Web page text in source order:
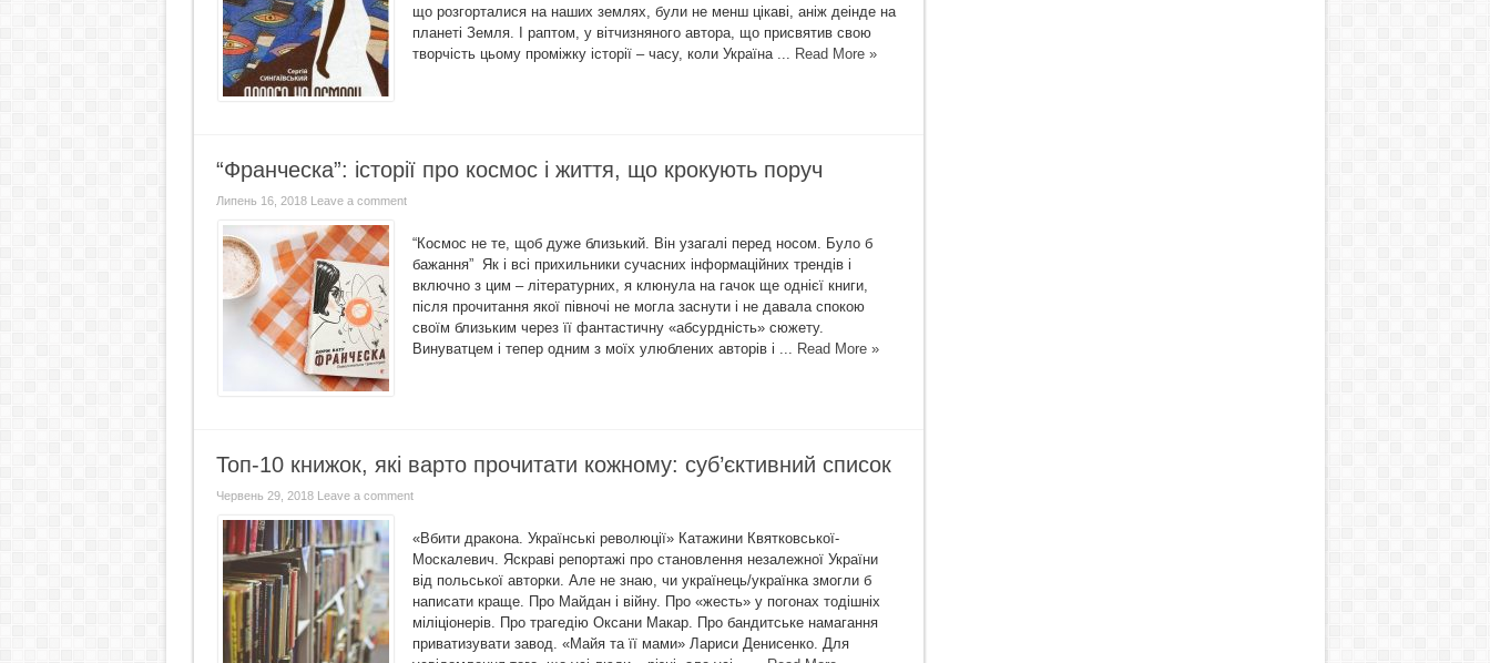
що розгорталися на наших землях, були не менш цікаві, аніж деінде на
планеті Земля. І раптом, у вітчизняного автора, що присвятив свою
творчість цьому проміжку історії – часу, коли Україна ... Read More »
“Франческа”: історії про космос і життя, що крокують поруч
Липень 16, 2018 Leave a comment
“Космос не те, щоб дуже близький. Він узагалі перед носом. Було б
бажання” Як і всі прихильники сучасних інформаційних трендів і
включно з цим – літературних, я клюнула на гачок ще однієї книги,
після прочитання якої півночі не могла заснути і не давала спокою
своїм близьким через її фантастичну «абсурдність» сюжету.
Винуватцем і тепер одним з моїх улюблених авторів і ... Read More »
Топ-10 книжок, які варто прочитати кожному: суб’єктивний список
Червень 29, 2018 Leave a comment
«Вбити дракона. Українські революції» Катажини Квятковської-
Москалевич. Яскраві репортажі про становлення незалежної України
від польської авторки. Але не знаю, чи українець/українка змогли б
написати краще. Про Майдан і війну. Про «жесть» у погонах тодішніх
міліціонерів. Про трагедію Оксани Макар. Про бандитське намагання
приватизувати завод. «Майя та її мами» Лариси Денисенко. Для